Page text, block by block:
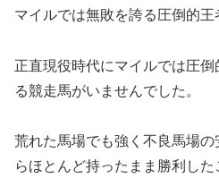
マイルでは無敗を誇る圧倒的王
正直現役時代にマイルでは圧
る競走馬がいませんでした。
荒れた馬場でも強く不良馬場
らほとんど持ったまま勝利した